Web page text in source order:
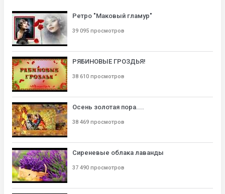
Ретро "Маковый гламур"
39 095 просмотров
РЯБИНОВЫЕ ГРОЗДЬЯ!
38 610 просмотров
Осень золотая пора....
38 469 просмотров
Сиреневые облака лаванды
37 490 просмотров